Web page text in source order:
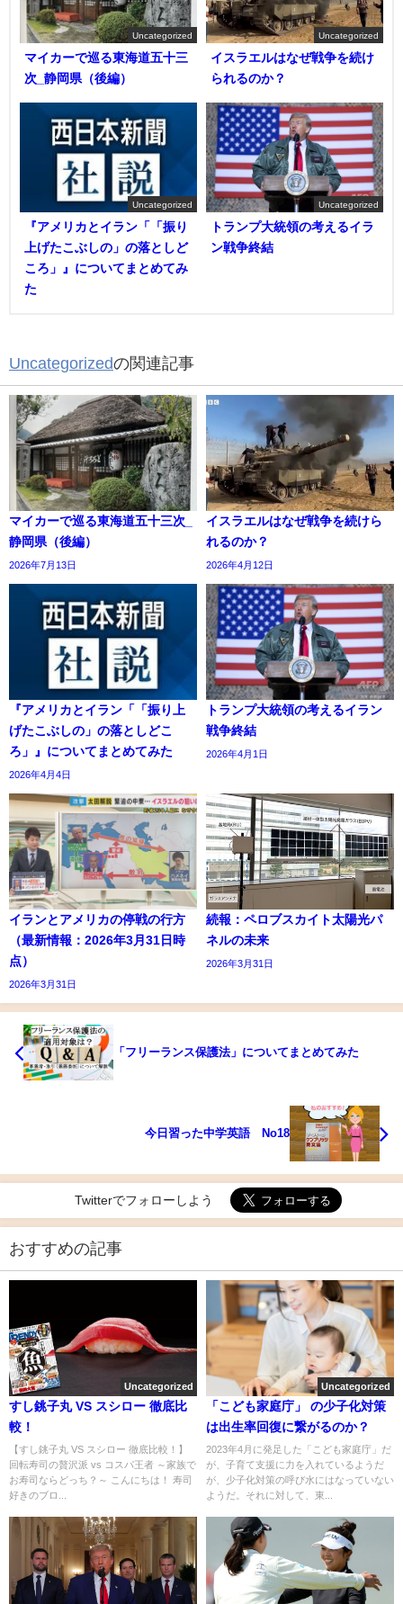
Uncategorized
マイカーで巡る東海道五十三
次_静岡県（後編）
Uncategorized
イスラエルはなぜ戦争を続け
られるのか？
Uncategorized
『アメリカとイラン「「振り
上げたこぶしの」の落としど
ころ」』についてまとめてみ
た
Uncategorized
トランプ大統領の考えるイラ
ン戦争終結
Uncategorizedの関連記事
マイカーで巡る東海道五十三次_
静岡県（後編）
2026年7月13日
イスラエルはなぜ戦争を続けら
れるのか？
2026年4月12日
『アメリカとイラン「「振り上
げたこぶしの」の落としどこ
ろ」』についてまとめてみた
2026年4月4日
トランプ大統領の考えるイラン
戦争終結
2026年4月1日
イランとアメリカの停戦の行方
（最新情報：2026年3月31日時
点）
2026年3月31日
続報：ペロブスカイト太陽光パ
ネルの未来
2026年3月31日
「フリーランス保護法」についてまとめてみた
今日習った中学英語 No18
Twitterでフォローしよう
おすすめの記事
Uncategorized
すし銚子丸 VS スシロー 徹底比
較！
【すし銚子丸 VS スシロー 徹底比較！】
回転寿司の贅沢派 vs コスパ王者 ～家族で
お寿司ならどっち？～ こんにちは！ 寿司
好きのブロ...
Uncategorized
「こども家庭庁」 の少子化対策
は出生率回復に繋がるのか？
2023年4月に発足した「こども家庭庁」だ
が、子育て支援に力を入れているようだ
が、少子化対策の呼び水にはなっていない
ようだ。それに対して、東...